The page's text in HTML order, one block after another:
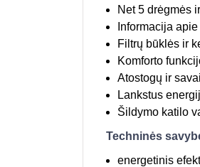
Net 5 drėgmės
Informacija
Filtrų būklės ir
Komforto
Atostogų ir
Lankstus
Šildymo katilo
Techninės
energetinis